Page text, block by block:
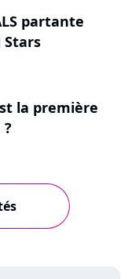
partante
Stars
la première